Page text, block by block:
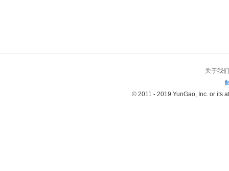
关于我们
© 2011 - 2019 YunGao, Inc. or its